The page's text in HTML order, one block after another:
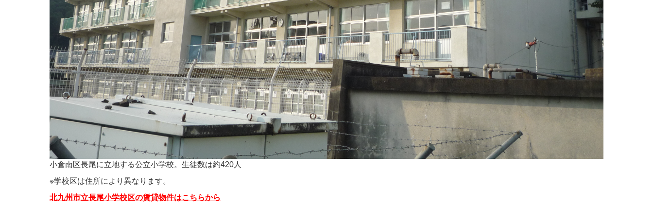
小倉南区長尾に立地する公立小学校。生徒数は約420人
※学校区は住所により異なります。
北九州市立長尾小学校区の賃貸物件はこちらから